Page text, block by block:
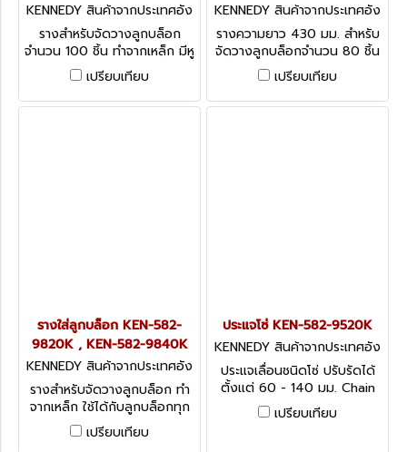
KENNEDY สินค้าจากประเทศอัง
กฤษ-1
รางสำหรับจัดวางลูกบล็อก
จำนวน 100 ชิ้น ทำจากเหล็ก มีหู
หิ้ว Kennedy Socket Rail
Trays
เปรียบเทียบ
KENNEDY สินค้าจากประเทศอัง
กฤษ-1
รางความยาว 430 มม. สำหรับ
จัดวางลูกบล็อกจำนวน 80 ชิ้น
ทำจากเหล็ก มีหูหิ้ว Kennedy
Socket Rail Trays
เปรียบเทียบ
รางใส่ลูกบล็อก KEN-582-
9820K , KEN-582-9840K
KENNEDY สินค้าจากประเทศอัง
กฤษ-1
รางสำหรับจัดวางลูกบล็อก ทำ
จากเหล็ก ใช้ได้กับลูกบล็อกทุก
ขนาดสแควร์ไดรฟ์ Kennedy
Socket Rails
เปรียบเทียบ
ประแจโซ่ KEN-582-9520K
KENNEDY สินค้าจากประเทศอัง
กฤษ-1
ประแจเลื่อนชนิดโซ่ ปรับรัดได้
ตั้งแต่ 60 - 140 มม. Chain
Wrench Oil Filter Remover
เปรียบเทียบ